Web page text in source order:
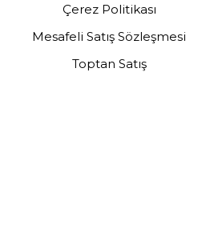
Çerez Politikası
Mesafeli Satış Sözleşmesi
Toptan Satış